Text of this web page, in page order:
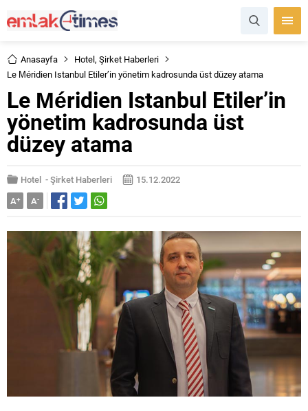
Anasayfa Hotel, Şirket Haberleri
Le Méridien Istanbul Etiler’in yönetim kadrosunda üst düzey atama
Le Méridien Istanbul Etiler’in
yönetim kadrosunda üst
düzey atama
Hotel -Şirket Haberleri
15.12.2022
A+ A-